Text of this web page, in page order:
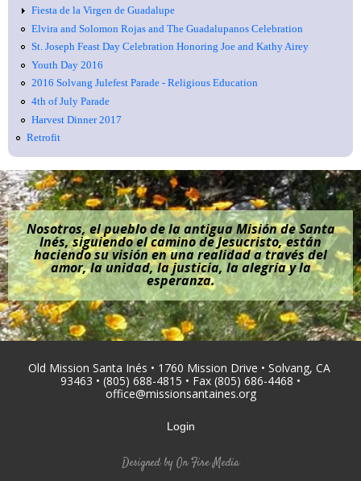
Fiesta de la Virgen de Guadalupe
Elvira and Solomon Rojas and The Guadalupanos Celebration
St. Joseph Feast Day Celebration Honoring Joe and Kathy Airey
Youth Day 2016
2016 Solvang Julefest Parade - Religious Education
4th of July Parade
Harvest Dinner 2017
Retrofit
Nosotros, el pueblo de la antigua Misión de Santa
Inés, siguiendo el camino de Jesucristo, están
haciendo su visión en una realidad a través del
amor, la unidad, la justicia, la alegría y la
esperanza.
Old Mission Santa Inés • 1760 Mission Drive • Solvang, CA
93463 • (805) 688-4815 • Fax (805) 686-4468 •
office@missionsantaines.org
Login
Designed by On Fire Media